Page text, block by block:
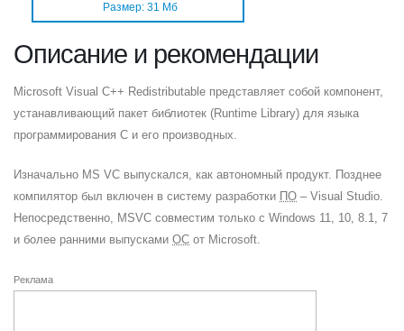
Размер: 31 Мб
Описание и рекомендации
Microsoft Visual C++ Redistributable представляет собой компонент,
устанавливающий пакет библиотек (Runtime Library) для языка
программирования С и его производных.
Изначально MS VC выпускался, как автономный продукт. Позднее
компилятор был включен в систему разработки ПО – Visual Studio.
Непосредственно, MSVC совместим только с Windows 11, 10, 8.1, 7
и более ранними выпусками ОС от Microsoft.
Реклама